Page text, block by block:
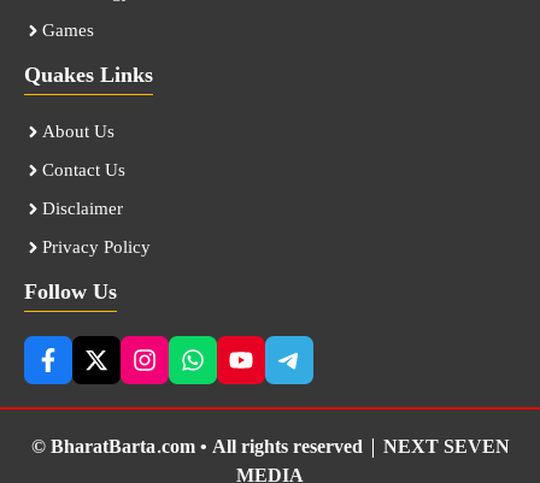
Games
Quakes Links
About Us
Contact Us
Disclaimer
Privacy Policy
Follow Us
© BharatBarta.com • All rights reserved | NEXT SEVEN
MEDIA